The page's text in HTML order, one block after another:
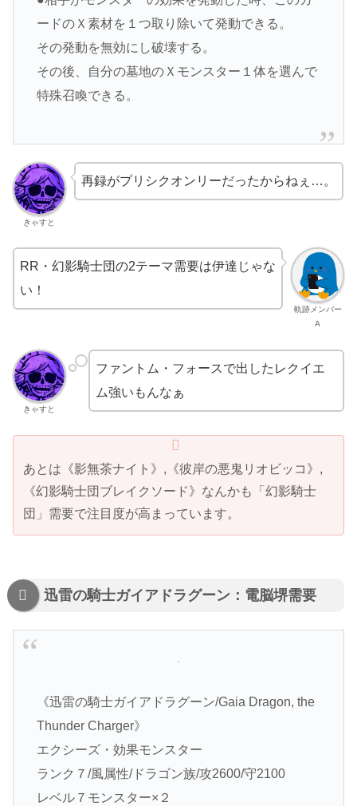
ードのＸ素材を１つ取り除いて発動できる。
その発動を無効にし破壊する。
その後、自分の墓地のＸモンスター１体を選んで
特殊召喚できる。
きゃすと
再録がプリシクオンリーだったからねぇ…。
軌跡メンバー
A
RR・幻影騎士団の2テーマ需要は伊達じゃな
い！
きゃすと
ファントム・フォースで出したレクイエ
ム強いもんなぁ
あとは《影無茶ナイト》,《彼岸の悪鬼リオビッコ》,
《幻影騎士団ブレイクソード》なんかも「幻影騎士
団」需要で注目度が高まっています。
迅雷の騎士ガイアドラグーン：電脳堺需要
《迅雷の騎士ガイアドラグーン/Gaia Dragon, the
Thunder Charger》
エクシーズ・効果モンスター
ランク７/風属性/ドラゴン族/攻2600/守2100
レベル７モンスター×２